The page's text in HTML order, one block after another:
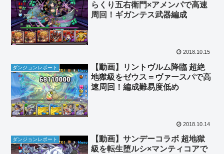
らくり五右衛門×アメンパで高速
周回！ギガンテス武器編成
2018.10.15
ダンジョンレポート
【動画】リントヴルム降臨 超絶
地獄級をゼウス＝ヴァースパで高
速周回！編成難易度低め
2018.10.14
ダンジョンレポート
【動画】サンデーコラボ 超地獄
級を転生堕ルシ×マンティコアで